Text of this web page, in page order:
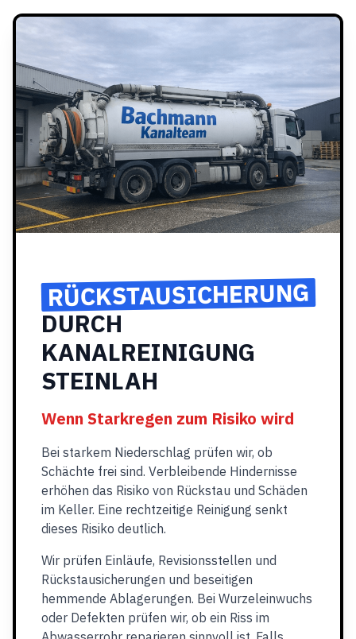
RÜCKSTAUSICHERUNG
DURCH
KANALREINIGUNG
STEINLAH
Wenn Starkregen zum Risiko wird
Bei starkem Niederschlag prüfen wir, ob
Schächte frei sind. Verbleibende Hindernisse
erhöhen das Risiko von Rückstau und Schäden
im Keller. Eine rechtzeitige Reinigung senkt
dieses Risiko deutlich.
Wir prüfen Einläufe, Revisionsstellen und
Rückstausicherungen und beseitigen
hemmende Ablagerungen. Bei Wurzeleinwuchs
oder Defekten prüfen wir, ob ein Riss im